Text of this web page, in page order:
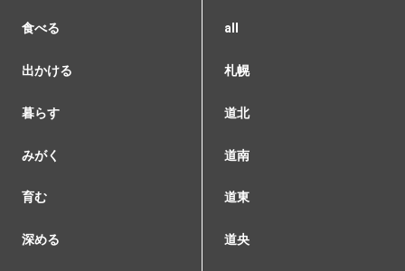
食べる
出かける
暮らす
みがく
育む
深める
all
札幌
道北
道南
道東
道央